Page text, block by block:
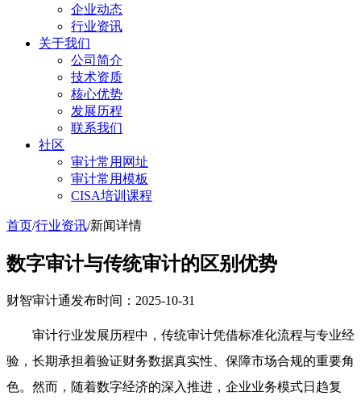
企业动态
行业资讯
关于我们
公司简介
技术资质
核心优势
发展历程
联系我们
社区
审计常用网址
审计常用模板
CISA培训课程
首页/行业资讯/新闻详情
数字审计与传统审计的区别优势
财智审计通发布时间：2025-10-31
审计行业发展历程中，传统审计凭借标准化流程与专业经
验，长期承担着验证财务数据真实性、保障市场合规的重要角
色。然而，随着数字经济的深入推进，企业业务模式日趋复